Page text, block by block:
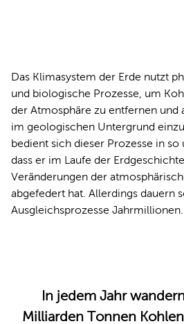
Das Klimasystem der Erde nutzt
und biologische Prozesse, um
der Atmosphäre zu entfernen und
im geologischen Untergrund
bedient sich dieser Prozesse in so
dass er im Laufe der
Veränderungen der
abgefedert hat. Allerdings dauern
Ausgleichsprozesse Jahrmillionen.
In jedem Jahr
Milliarden Tonnen